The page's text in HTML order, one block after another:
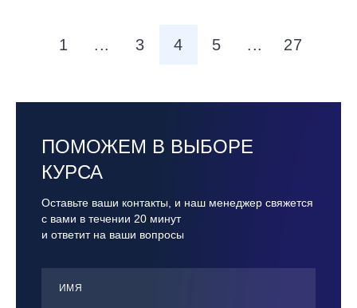
1 ... 3 4 5 ... 27
ПОМОЖЕМ В ВЫБОРЕ
КУРСА
Оставьте ваши контакты, и наш менеджер свяжется
с вами в течении 20 минут
и ответит на ваши вопросы
ИМЯ